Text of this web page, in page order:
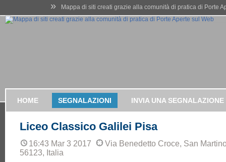
» Mappa di siti creati grazie alla comunità di pratica di Porte
HOME SEGNALAZIONI INVIA UNA SEGNALAZIONE
Liceo Classico Galilei Pisa
16:43 Mar 3 2017
Via Benedetto Croce, San
56123, Italia